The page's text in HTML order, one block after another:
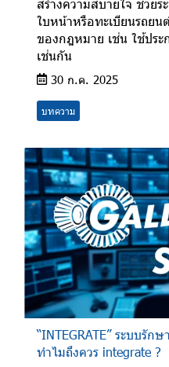
สร้างความสบายใจ ช่วย
ใบหน้าหรือทะเบียนรถยน
ของกฎหมาย เช่น ใช้ปร
เช่นกัน
30 ก.ค. 2025
บทความ
“INTEGRATE” ระบบรั
ทำไมถึงควร integrate ?